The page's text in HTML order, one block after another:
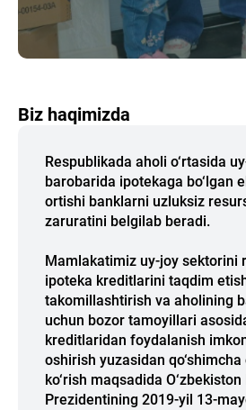
Biz haqimizda
Respublikada aholi o‘rtasida
barobarida ipotekaga bo‘lgan
ortishi banklarni uzluksiz
zaruratini belgilab beradi.
Mamlakatimiz uy-joy sektorini
ipoteka kreditlarini taqdim
takomillashtirish va aholining
uchun bozor tamoyillari
kreditlaridan foydalanish
oshirish yuzasidan
ko‘rish maqsadida
Prezidentining 2019-yil 13-